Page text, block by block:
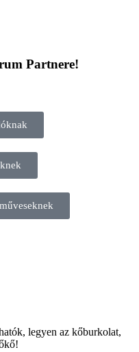
Partnere!
legyen az kőburkolat,